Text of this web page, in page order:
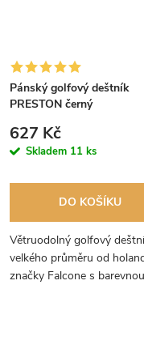
Pánský golfový deštník
PRESTON černý
627 Kč
Skladem 11 ks
DO KOŠÍKU
Větruodolný golfový
velkého průměru od
značky Falcone s barevnou